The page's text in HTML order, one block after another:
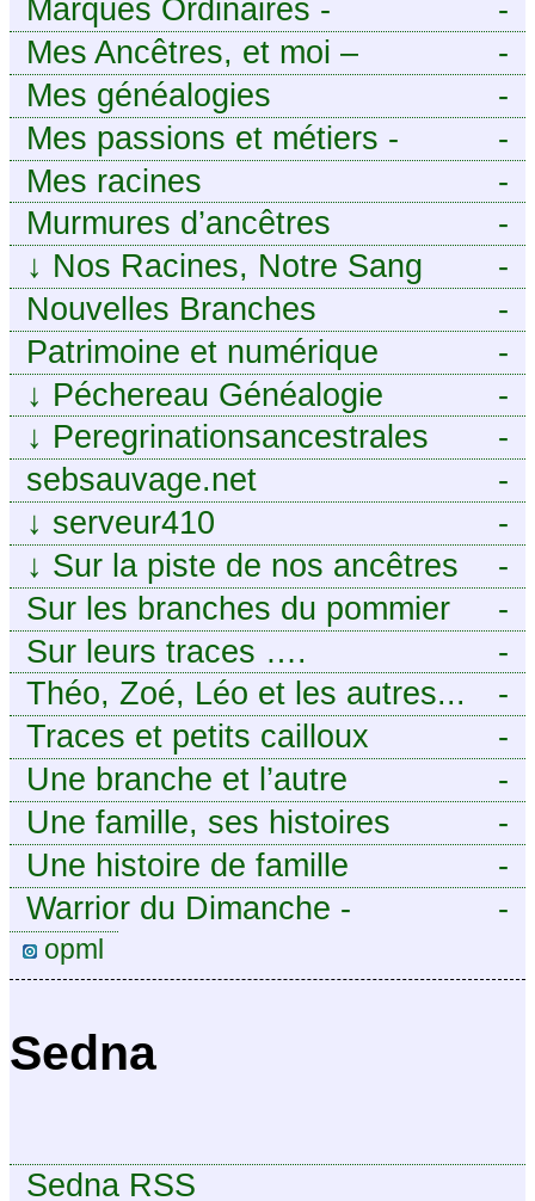
-
Marques Ordinaires -
Généalogie de Moselle et
d’ailleurs
-
Mes Ancêtres, et moi –
Découvrez mes aïeux en Ille-et-
Vilaine et ailleurs
-
Mes généalogies
-
Mes passions et métiers -
Généalogie et Tir à l’Arc
-
Mes racines
-
Murmures d’ancêtres
-
↓ Nos Racines, Notre Sang
-
Nouvelles Branches
-
Patrimoine et numérique
-
↓ Péchereau Généalogie
-
↓ Peregrinationsancestrales
-
sebsauvage.net
-
↓ serveur410
-
↓ Sur la piste de nos ancêtres
en Périgord.
-
Sur les branches du pommier
-
Sur leurs traces ….
-
Théo, Zoé, Léo et les autres...
-
Traces et petits cailloux
-
Une branche et l’autre
-
Une famille, ses histoires
-
Une histoire de famille
-
Warrior du Dimanche -
Publication à caractère
intermittent, approximatif et
opml
Sedna
Sedna RSS